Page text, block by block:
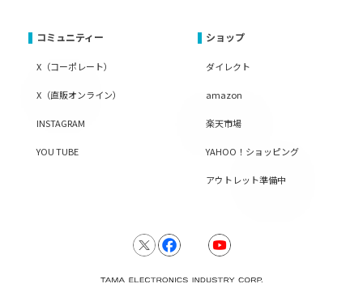
コミュニティー
X（コーポレート）
X（直販オンライン）
INSTAGRAM
YOU TUBE
ショップ
ダイレクト
amazon
楽天市場
YAHOO！ショッピング
アウトレット準備中